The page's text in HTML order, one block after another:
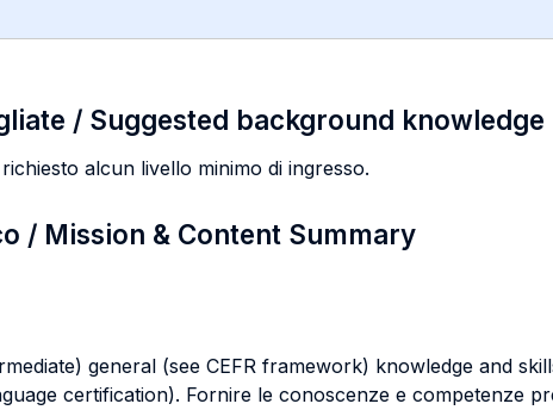
/ Suggested background knowledge
alcun livello minimo di ingresso.
/ Mission & Content Summary
general (see CEFR framework) knowledge and
certification). Fornire le conoscenze e competenze